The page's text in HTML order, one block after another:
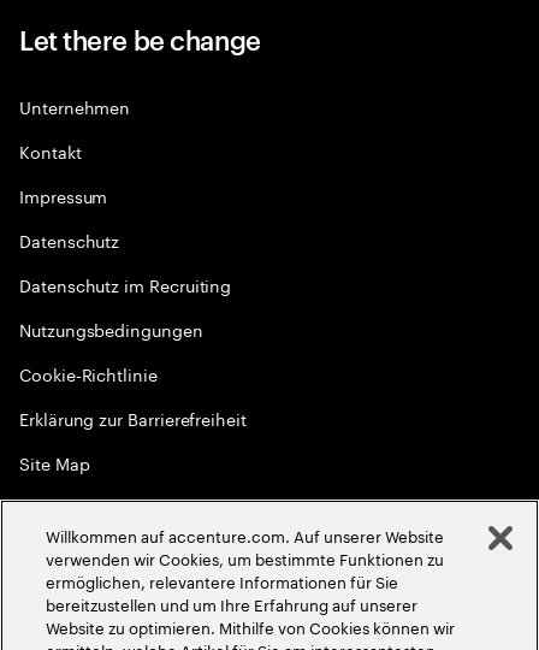
Let there be change
Unternehmen
Kontakt
Impressum
Datenschutz
Datenschutz im Recruiting
Nutzungsbedingungen
Cookie-Richtlinie
Erklärung zur Barrierefreiheit
Site Map
Globale Meritokratie
2026Accenture. Alle Rechte vorbehalten
Willkommen auf accenture.com. Auf unserer Website
verwenden wir Cookies, um bestimmte Funktionen zu
ermöglichen, relevantere Informationen für Sie
bereitzustellen und um Ihre Erfahrung auf unserer
Website zu optimieren. Mithilfe von Cookies können wir